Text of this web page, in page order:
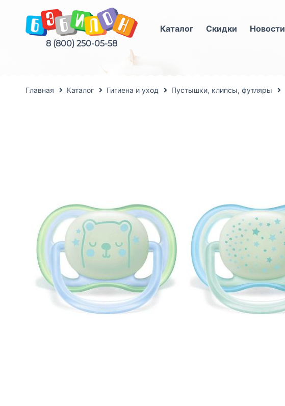
8 (800) 250-05-58
Каталог Скидки Новости
Главная Каталог Гигиена и уход Пустышки, клипсы, футляры